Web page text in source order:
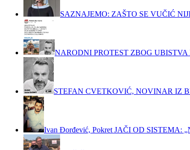
SAZNAJEMO: ZAŠTO SE VUČIĆ
NARODNI PROTEST ZBOG
STEFAN CVETKOVIĆ, NOVINAR IZ
Ivan Đorđević, Pokret JAČI OD SISTEMA: